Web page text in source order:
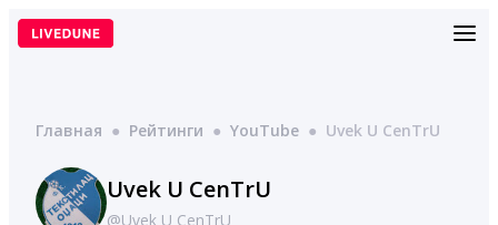
Перейти
Главная ● Рейтинги ● YouTube ● Uvek U CenTrU
Uvek U CenTrU
@Uvek U CenTrU